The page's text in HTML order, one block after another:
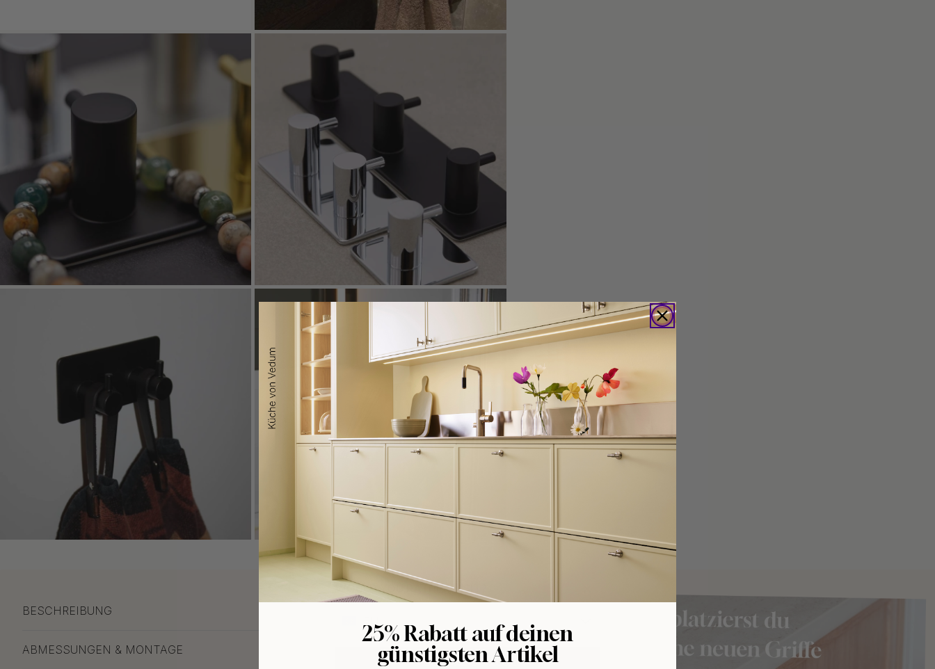
BESCHREIBUNG
ABMESSUNGEN & MONTAGE
WOULD YOU RATHER VISIT?
EU
CHANGE COUNTRY
25% Rabatt auf deinen
günstigsten Artikel